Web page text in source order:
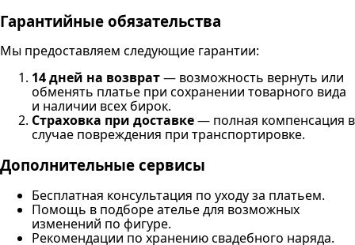
Гарантийные обязательства
Мы предоставляем следующие гарантии:
14 дней на возврат— возможность вернуть или
обменять платье при сохранении товарного вида
и наличии всех бирок.
Страховка при доставке— полная компенсация в
случае повреждения при транспортировке.
Дополнительные сервисы
Бесплатная консультация по уходу за платьем.
Помощь в подборе ателье для возможных
изменений по фигуре.
Рекомендации по хранению свадебного наряда.